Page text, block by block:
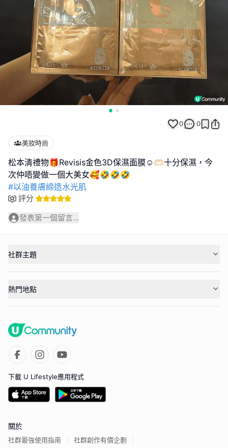
0 0
美妝時尚
松本清禮物🎁Revisis金色3D保濕面膜☺️🫶🏻十分保濕，今
#以油養膚締造水光肌
評分
發表第一個留言...
社群主題
熱門地點
下載 U Lifestyle應用程式
關於
社群最強使用指南 社群創作有價企劃